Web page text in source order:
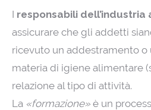
I responsabili dell’industria
assicurare che gli addetti
ricevuto un addestramento o
materia di igiene alimentare
relazione al tipo di attività.
La «formazione» è un